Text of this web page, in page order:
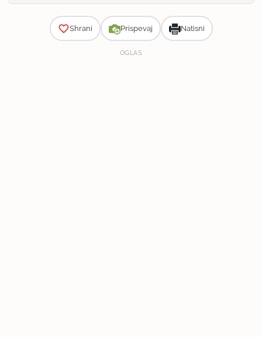
Shrani Prispevaj Natisni
OGLAS